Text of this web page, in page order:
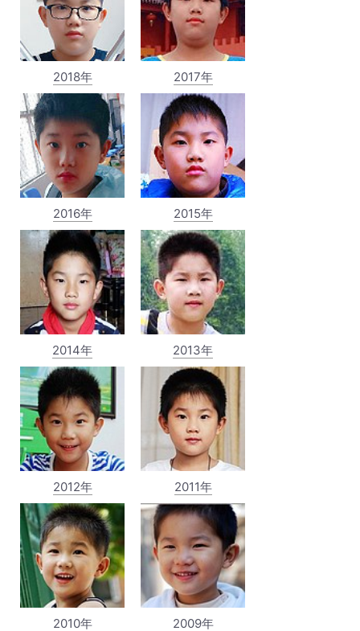
2018年 2017年
2016年 2015年
2014年 2013年
2012年 2011年
2010年 2009年